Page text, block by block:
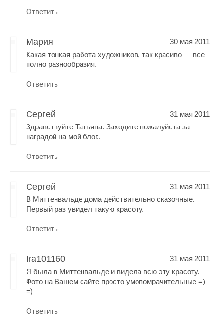
Ответить
Мария
30 мая 2011
Какая тонкая работа художников, так красиво — все
полно разнообразия.
Ответить
Сергей
31 мая 2011
Здравствуйте Татьяна. Заходите пожалуйста за
наградой на мой блог..
Ответить
Сергей
31 мая 2011
В Миттенвальде дома действительно сказочные.
Первый раз увидел такую красоту.
Ответить
Ira101160
31 мая 2011
Я была в Миттенвальде и видела всю эту красоту.
Фото на Вашем сайте просто умопомрачительные =)
=)
Ответить